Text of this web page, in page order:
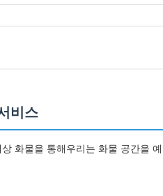
비스
화물을 통해우리는 화물 공간을